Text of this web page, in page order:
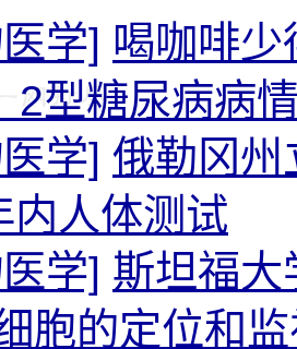
学] 喝咖啡
2型糖尿病病
学] 俄勒冈州
内人体测试
学] 斯坦福大
胞的定位和